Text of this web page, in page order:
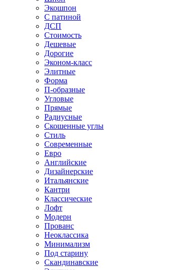
Экошпон
С патиной
ДСП
Стоимость
Дешевые
Дорогие
Эконом-класс
Элитные
Форма
П-образные
Угловые
Прямые
Радиусные
Скошенные углы
Стиль
Современные
Евро
Английские
Дизайнерские
Итальянские
Кантри
Классические
Лофт
Модерн
Прованс
Неоклассика
Минимализм
Под старину
Скандинавские